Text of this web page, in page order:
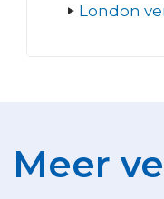
London
Meer